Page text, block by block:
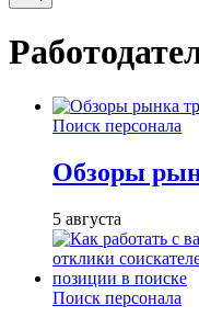
Поиск персонала
Обзоры
5 августа
Поиск персонала